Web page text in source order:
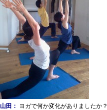
山田： ヨガで何か変化がありましたか？